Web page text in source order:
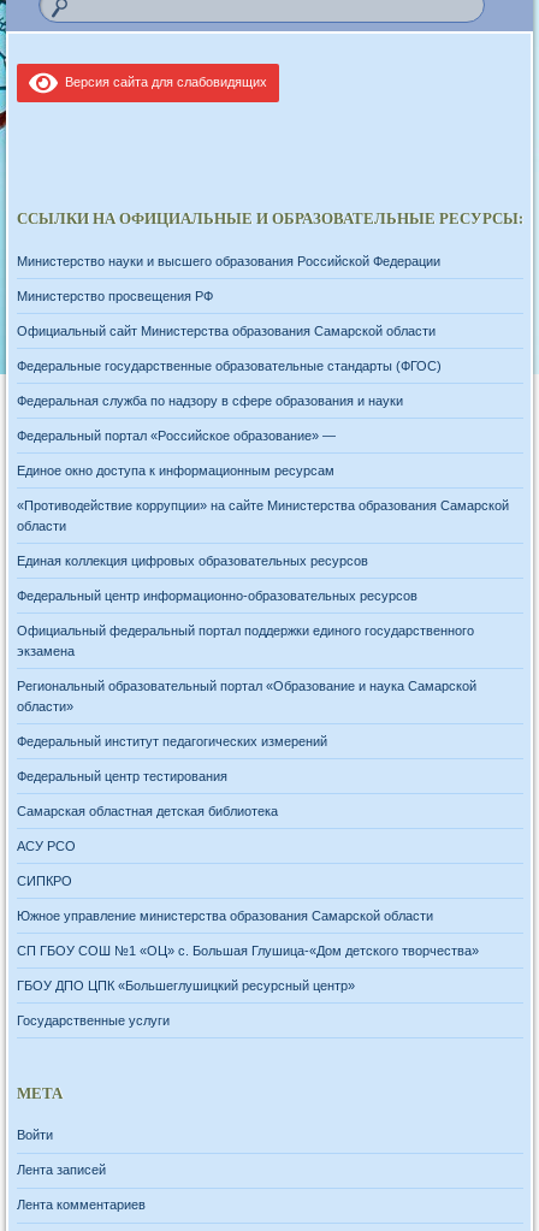
Версия сайта для слабовидящих
ССЫЛКИ НА ОФИЦИАЛЬНЫЕ И ОБРАЗОВАТЕЛЬНЫЕ РЕСУРСЫ:
Министерство науки и высшего образования Российской Федерации
Министерство просвещения РФ
Официальный сайт Министерства образования Самарской области
Федеральные государственные образовательные стандарты (ФГОС)
Федеральная служба по надзору в сфере образования и науки
Федеральный портал «Российское образование» —
Единое окно доступа к информационным ресурсам
«Противодействие коррупции» на сайте Министерства образования Самарской
области
Единая коллекция цифровых образовательных ресурсов
Федеральный центр информационно-образовательных ресурсов
Официальный федеральный портал поддержки единого государственного
экзамена
Региональный образовательный портал «Образование и наука Самарской
области»
Федеральный институт педагогических измерений
Федеральный центр тестирования
Самарская областная детская библиотека
АСУ РСО
СИПКРО
Южное управление министерства образования Самарской области
СП ГБОУ СОШ №1 «ОЦ» с. Большая Глушица-«Дом детского творчества»
ГБОУ ДПО ЦПК «Большеглушицкий ресурсный центр»
Государственные услуги
МЕТА
Войти
Лента записей
Лента комментариев